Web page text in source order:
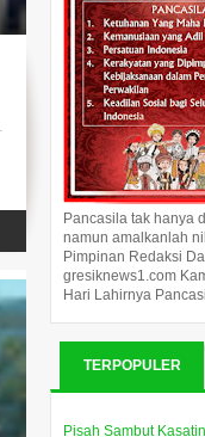
Pancasila tak hanya
namun amalkanlah
Pimpinan Redaksi
gresiknews1.com
Hari Lahirnya
TERPOPULER
Pisah Sambut